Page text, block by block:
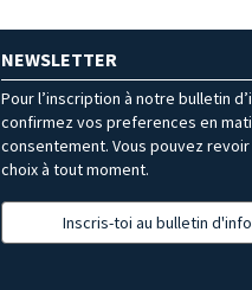
NEWSLETTER
Pour l’inscription à notre bulletin
confirmez vos preferences en
consentement. Vous pouvez
choix à tout moment.
Inscris-toi au bulletin